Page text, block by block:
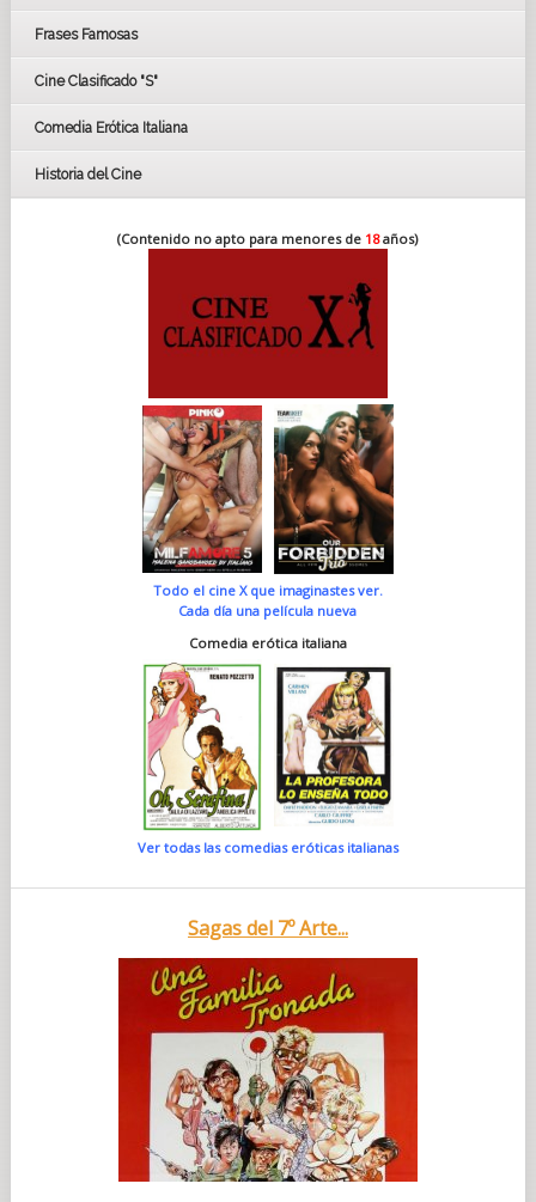
Frases Famosas
Cine Clasificado "S"
Comedia Erótica Italiana
Historia del Cine
(Contenido no apto para menores de 18años)
Todo el cine X que imaginastes ver.
Cada día una película nueva
Comedia erótica italiana
Ver todas las comedias eróticas italianas
Sagas del 7º Arte...